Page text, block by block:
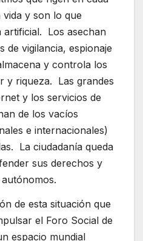
vida y son lo que
artificial. Los asechan
de vigilancia, espionaje
y controla los
y riqueza. Las grandes
y los servicios de
de los vacíos
e internacionales)
La ciudadanía queda
sus derechos y
de esta situación que
el Foro Social de
espacio mundial